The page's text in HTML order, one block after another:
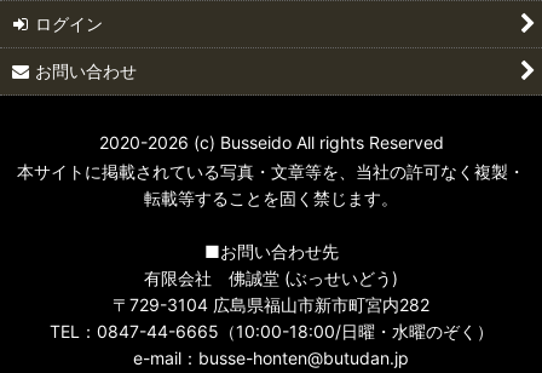
位牌
過去帳
掛軸
お香・香炭・塗香
ログイン
お問い合わせ
2020-2026 (c) Busseido All rights Reserved
本サイトに掲載されている写真・文章等を、当社の許可なく複製・
転載等することを固く禁じます。
■お問い合わせ先
有限会社 佛誠堂 (ぶっせいどう)
〒729-3104 広島県福山市新市町宮内282
TEL：0847-44-6665（10:00-18:00/日曜・水曜のぞく）
e-mail：busse-honten@butudan.jp